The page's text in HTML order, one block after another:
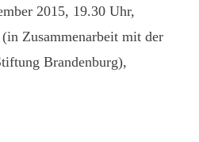
2015, 19.30 Uhr,
Zusammenarbeit mit der
Brandenburg),